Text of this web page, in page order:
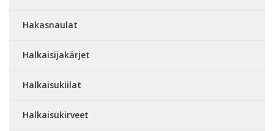
Hakasnaulat
Halkaisijakärjet
Halkaisukiilat
Halkaisukirveet